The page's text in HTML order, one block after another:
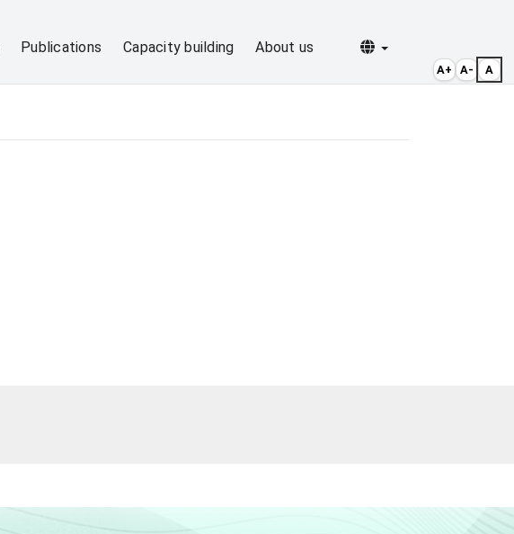
Publications Capacity building About us Selecionar idioma
A+ A- A